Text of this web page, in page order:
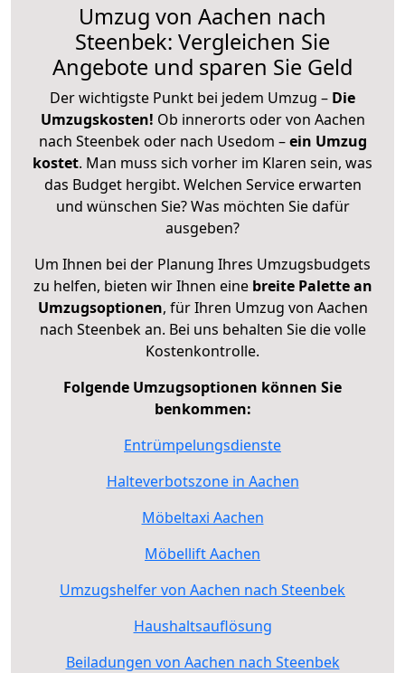
Umzug von Aachen nach
Steenbek: Vergleichen Sie
Angebote und sparen Sie Geld
Der wichtigste Punkt bei jedem Umzug – Die
Umzugskosten! Ob innerorts oder von Aachen
nach Steenbek oder nach Usedom –ein Umzug
kostet. Man muss sich vorher im Klaren sein, was
das Budget hergibt. Welchen Service erwarten
und wünschen Sie? Was möchten Sie dafür
ausgeben?
Um Ihnen bei der Planung Ihres Umzugsbudgets
zu helfen, bieten wir Ihnen eine breite Palette an
Umzugsoptionen, für Ihren Umzug von Aachen
nach Steenbek an. Bei uns behalten Sie die volle
Kostenkontrolle.
Folgende Umzugsoptionen können Sie
benkommen:
Entrümpelungsdienste
Halteverbotszone in Aachen
Möbeltaxi Aachen
Möbellift Aachen
Umzugshelfer von Aachen nach Steenbek
Haushaltsauflösung
Beiladungen von Aachen nach Steenbek